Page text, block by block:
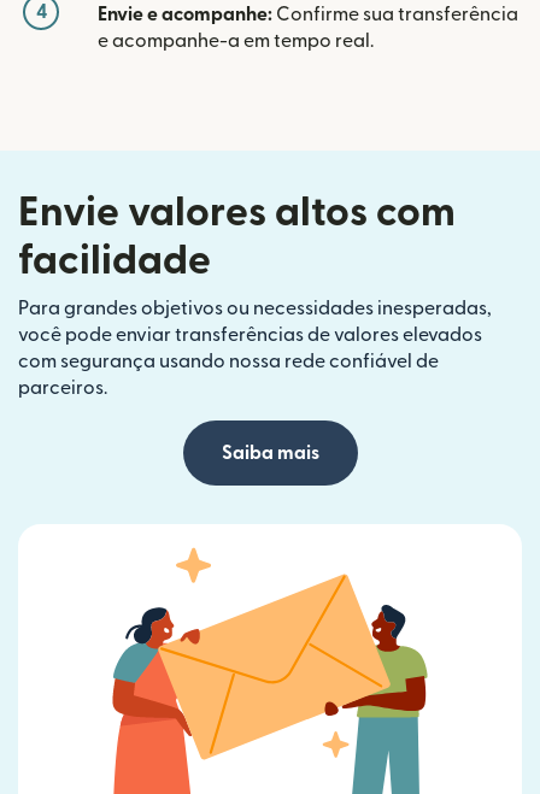
4 Envie e acompanhe: Confirme sua transferência
e acompanhe-a em tempo real.
Envie valores altos com
facilidade
Para grandes objetivos ou necessidades inesperadas,
você pode enviar transferências de valores elevados
com segurança usando nossa rede confiável de
parceiros.
Saiba mais